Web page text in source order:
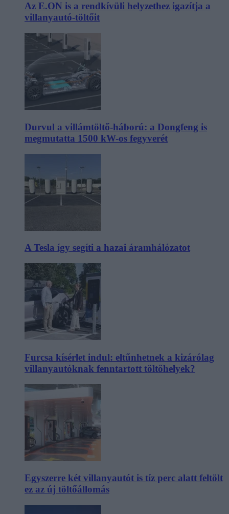
Az E.ON is a rendkívüli helyzethez igazítja a
villanyautó-töltőit
Durvul a villámtöltő-háború: a Dongfeng is
megmutatta 1500 kW-os fegyverét
A Tesla így segíti a hazai áramhálózatot
Furcsa kísérlet indul: eltűnhetnek a kizárólag
villanyautóknak fenntartott töltőhelyek?
Egyszerre két villanyautót is tíz perc alatt feltölt
ez az új töltőállomás